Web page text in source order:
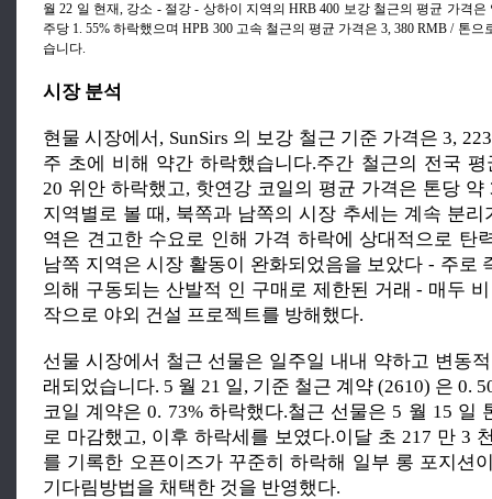
월 22 일 현재, 강소 - 절강 - 상하이 지역의 HRB 400 보강 철근의 평균 가격은
주당 1. 55% 하락했으며 HPB 300 고속 철근의 평균 가격은 3, 380 RMB / 톤으
습니다.
시장 분석
현물 시장에서, SunSirs 의 보강 철근 기준 가격은 3,
주 초에 비해 약간 하락했습니다.주간 철근의 전국
20 위안 하락했고, 핫연강 코일의 평균 가격은 톤당 약
지역별로 볼 때, 북쪽과 남쪽의 시장 추세는 계속 분리
역은 견고한 수요로 인해 가격 하락에 상대적으로 탄
남쪽 지역은 시장 활동이 완화되었음을 보았다 - 주로
의해 구동되는 산발적 인 구매로 제한된 거래 - 매두
작으로 야외 건설 프로젝트를 방해했다.
선물 시장에서 철근 선물은 일주일 내내 약하고 변동
래되었습니다. 5 월 21 일, 기준 철근 계약 (2610) 은 0.
코일 계약은 0. 73% 하락했다.철근 선물은 5 월 15 일
로 마감했고, 이후 하락세를 보였다.이달 초 217 만 3
를 기록한 오픈이즈가 꾸준히 하락해 일부 롱 포지션
기다림방법을 채택한 것을 반영했다.